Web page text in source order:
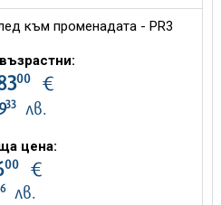
към променадата - PR3
00€
33лв.
цена:
00€
лв.